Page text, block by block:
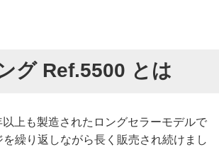
グ Ref.5500 とは
上も製造されたロングセラーモデルで
繰り返しながら長く販売され続けまし